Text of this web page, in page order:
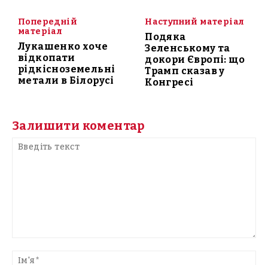
Попередній
матеріал
Лукашенко хоче
відкопати
рідкісноземельні
метали в Білорусі
Наступний матеріал
Подяка
Зеленському та
докори Європі: що
Трамп сказав у
Конгресі
Залишити коментар
текст